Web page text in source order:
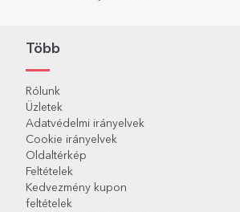
Több
Rólunk
Üzletek
Adatvédelmi irányelvek
Cookie irányelvek
Oldaltérkép
Feltételek
Kedvezmény kupon
feltételek